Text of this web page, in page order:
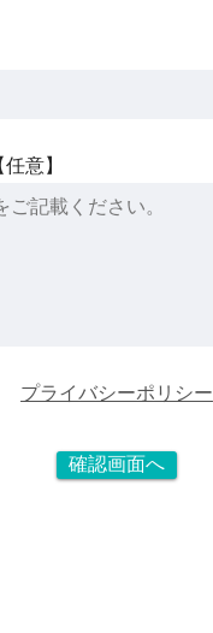
意】
プライバシーポリシー